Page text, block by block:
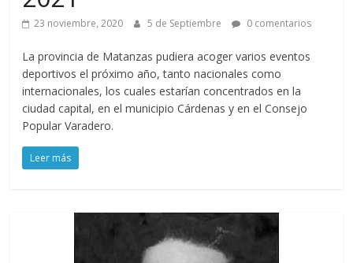
23 noviembre, 2020 5 de Septiembre 0 comentarios
La provincia de Matanzas pudiera acoger varios eventos
deportivos el próximo año, tanto nacionales como
internacionales, los cuales estarían concentrados en la
ciudad capital, en el municipio Cárdenas y en el Consejo
Popular Varadero.
Leer más